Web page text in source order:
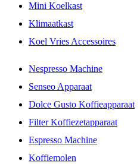
Mini Koelkast
Klimaatkast
Koel Vries Accessoires
Nespresso Machine
Senseo Apparaat
Dolce Gusto Koffieapparaat
Filter Koffiezetapparaat
Espresso Machine
Koffiemolen